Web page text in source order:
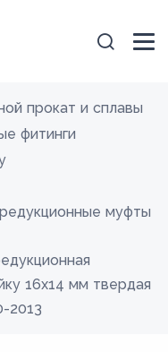
прокат и сплавы
фитинги
муфты
16х14 мм твердая
2013